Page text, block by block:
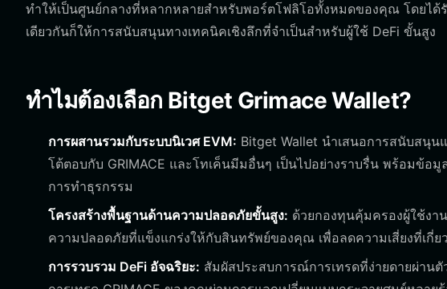
ทำให้เป็นศูนย์กลางที่หลากหลายสำหรับพอร์ตโฟลิโอทั้งหมดของคุณ โดยได้
เดียวกันก็ให้การสนับสนุนทางเทคนิคเชิงลึกที่จำเป็นสำหรับผู้ใช้ DeFi ขั้นสูง
ทำไมต้องเลือก Bitget Grimace Wallet?
การผสานรวมกับระบบนิเวศ EVM: Bitget Wallet นำเสนอการสนับสนุน
โต้ตอบกับ GRIMACE และโทเค็นมีมอื่นๆ เป็นไปอย่างราบรื่น พร้อมข้อ
การทำธุรกรรม
โครงสร้างพื้นฐานด้านความปลอดภัยขั้นสูง: ด้วยกองทุนคุ้มครองผู้ใช้ง
ความปลอดภัยที่แข็งแกร่งให้กับสินทรัพย์ของคุณ เพื่อลดความเสี่ยงที่เกี่
การรวบรวม DeFi อัจฉริยะ: สัมผัสประสบการณ์การเทรดที่ง่ายดายผ่าน